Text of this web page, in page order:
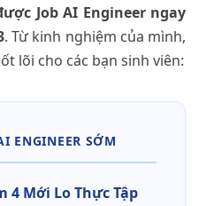
Job AI Engineer ngay
. Từ kinh nghiệm của mình,
lõi cho các bạn sinh viên:
ENGINEER SỚM
Mới Lo Thực Tập